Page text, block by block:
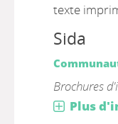
texte
Sida
Brochures
Plus